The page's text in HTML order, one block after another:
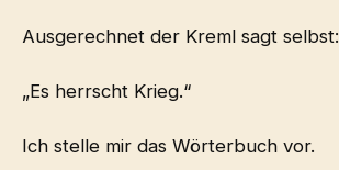
Ausgerechnet der Kreml sagt selbst:
„Es herrscht Krieg.“
Ich stelle mir das Wörterbuch vor.